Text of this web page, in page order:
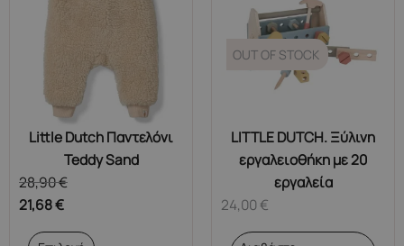
Little Dutch Παντελόνι
Teddy Sand
28,90€
21,68€
LITTLE DUTCH. Ξύλινη
εργαλειοθήκη με 20
εργαλεία
OUT OF STOCK
24,00€